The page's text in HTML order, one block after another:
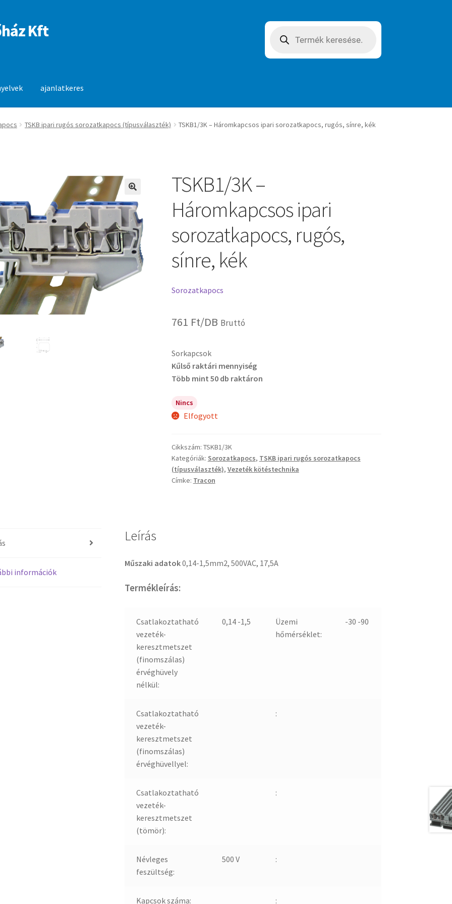
Kft search
ajanlatkeres
TSKB ipari rugós sorozatkapocs (típusválaszték) TSKB1/3K – Háromkapcsos ipari sorozatkapocs, rugós, sínre, kék
🔍
TSKB1/3K –
Háromkapcsos ipari
sorozatkapocs, rugós,
sínre, kék
Sorozatkapocs
761 Ft/DB Bruttó
Sorkapcsok
Kűlső raktári mennyiség
Több mint 50 db raktáron
Nincs
Elfogyott
Cikkszám: TSKB1/3K
Kategóriák: Sorozatkapocs, TSKB ipari rugós sorozatkapocs
(típusválaszték), Vezeték kötéstechnika
Címke: Tracon
információk
Leírás
Műszaki adatok0,14-1,5mm2, 500VAC, 17,5A
Termékleírás:
Csatlakoztatható
vezeték-
keresztmetszet
(finomszálas)
érvéghüvely
nélkül:
0,14 -1,5
Üzemi
hőmérséklet:
-30 -90
Csatlakoztatható
vezeték-
keresztmetszet
(finomszálas)
érvéghüvellyel:
:
Csatlakoztatható
vezeték-
keresztmetszet
(tömör):
:
Névleges
feszültség:
500 V :
Kapcsok száma: :